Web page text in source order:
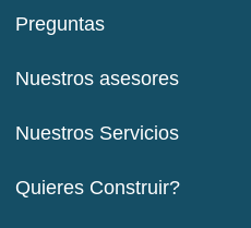
Preguntas
Nuestros asesores
Nuestros Servicios
Quieres Construir?